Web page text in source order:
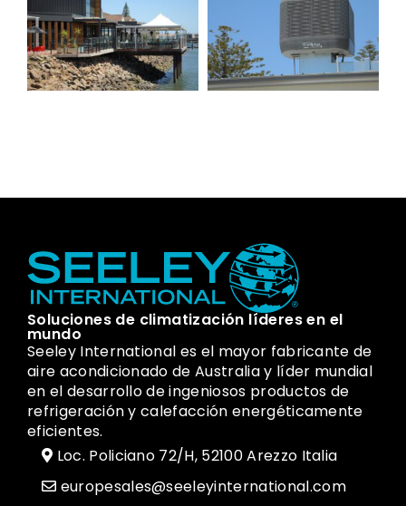
Soluciones de climatización líderes en el
mundo
Seeley International es el mayor fabricante de
aire acondicionado de Australia y líder mundial
en el desarrollo de ingeniosos productos de
refrigeración y calefacción energéticamente
eficientes.
Loc. Policiano 72/H, 52100 Arezzo Italia
europesales@seeleyinternational.com